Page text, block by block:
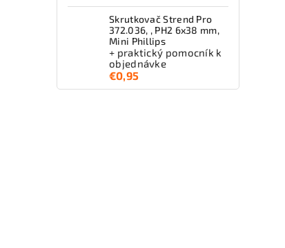
Skrutkovač Strend Pro
372.036, , PH2 6x38 mm,
Mini Phillips
+ praktický pomocník k
objednávke
€0,95